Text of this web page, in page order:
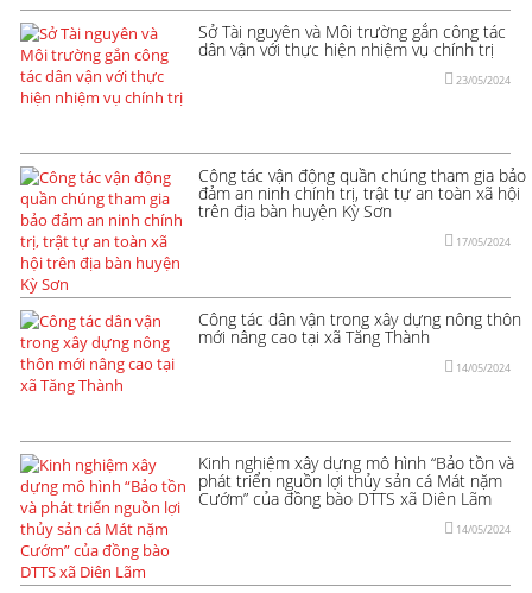
Sở Tài nguyên và Môi trường gắn công tác
dân vận với thực hiện nhiệm vụ chính trị
23/05/2024
Công tác vận động quần chúng tham gia bảo
đảm an ninh chính trị, trật tự an toàn xã hội
trên địa bàn huyện Kỳ Sơn
17/05/2024
Công tác dân vận trong xây dựng nông thôn
mới nâng cao tại xã Tăng Thành
14/05/2024
Kinh nghiệm xây dựng mô hình “Bảo tồn và
phát triển nguồn lợi thủy sản cá Mát nặm
Cướm” của đồng bào DTTS xã Diên Lãm
14/05/2024